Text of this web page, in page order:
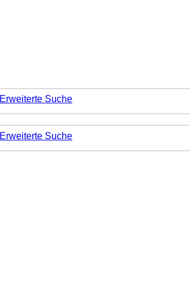
Erweiterte Suche
Erweiterte Suche